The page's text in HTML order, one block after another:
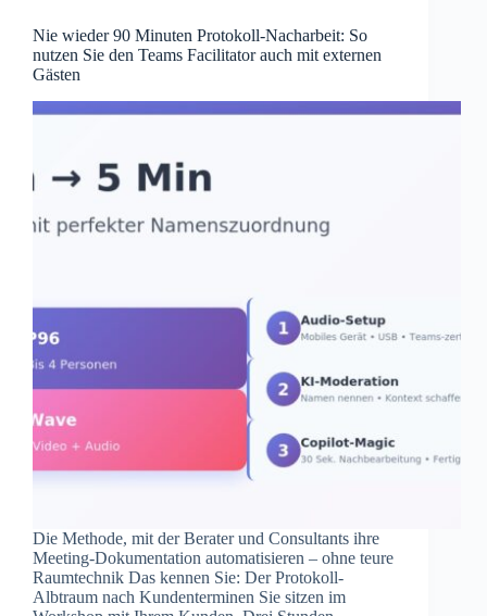
Nie wieder 90 Minuten Protokoll-Nacharbeit: So
nutzen Sie den Teams Facilitator auch mit externen
Gästen
Die Methode, mit der Berater und Consultants ihre
Meeting-Dokumentation automatisieren – ohne teure
Raumtechnik Das kennen Sie: Der Protokoll-
Albtraum nach Kundenterminen Sie sitzen im